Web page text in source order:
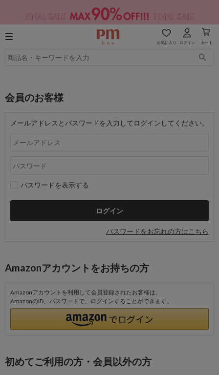
お気に入り ログイン カート
会員のお客様
メールアドレスとパスワードを入力してログインしてください。
パスワードを表示する
パスワードをお忘れの方はこちら
Amazonアカウントをお持ちの方
Amazonアカウントを利用して会員登録されたお客様は、
AmazonのID、パスワードで、ログインすることができます。
初めてご利用の方・会員以外の方